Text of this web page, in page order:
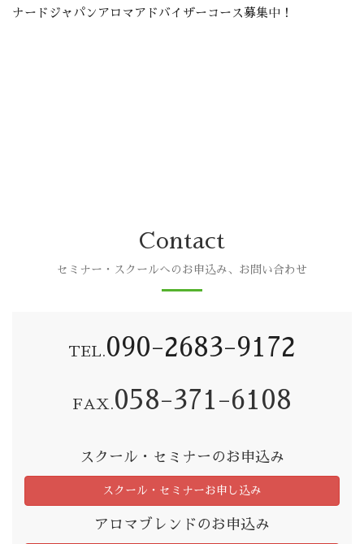
ナードジャパンアロマアドバイザーコース募集中！
Contact
セミナー・スクールへのお申込み、お問い合わせ
TEL. 090-2683-9172
FAX. 058-371-6108
スクール・セミナーのお申込み
スクール・セミナーお申し込み
アロマブレンドのお申込み